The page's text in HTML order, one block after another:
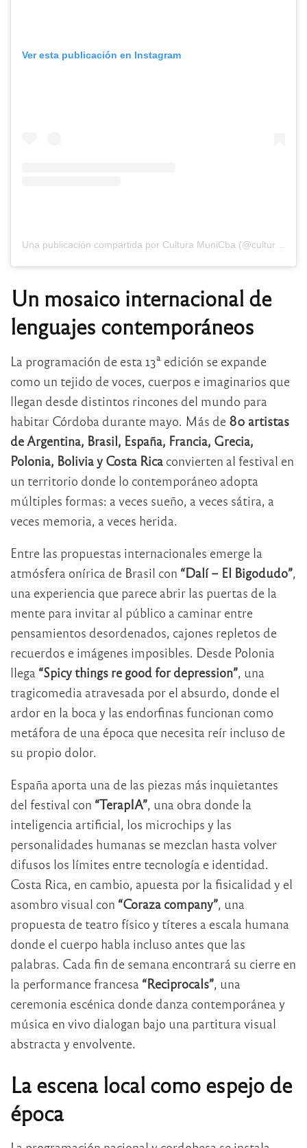
Ver esta publicación en Instagram
Un mosaico internacional de
lenguajes contemporáneos
La programación de esta 13ª edición se expande
como un tejido de voces, cuerpos e imaginarios que
llegan desde distintos rincones del mundo para
habitar Córdoba durante mayo. Más de 80 artistas
de Argentina, Brasil, España, Francia, Grecia,
Polonia, Bolivia y Costa Rica convierten al festival en
un territorio donde lo contemporáneo adopta
múltiples formas: a veces sueño, a veces sátira, a
veces memoria, a veces herida.
Entre las propuestas internacionales emerge la
atmósfera onírica de Brasil con “Dalí – El Bigodudo”,
una experiencia que parece abrir las puertas de la
mente para invitar al público a caminar entre
pensamientos desordenados, cajones repletos de
recuerdos e imágenes imposibles. Desde Polonia
llega “Spicy things re good for depression”, una
tragicomedia atravesada por el absurdo, donde el
ardor en la boca y las endorfinas funcionan como
metáfora de una época que necesita reír incluso de
su propio dolor.
España aporta una de las piezas más inquietantes
del festival con “TerapIA”, una obra donde la
inteligencia artificial, los microchips y las
personalidades humanas se mezclan hasta volver
difusos los límites entre tecnología e identidad.
Costa Rica, en cambio, apuesta por la fisicalidad y el
asombro visual con “Coraza company”, una
propuesta de teatro físico y títeres a escala humana
donde el cuerpo habla incluso antes que las
palabras. Cada fin de semana encontrará su cierre en
la performance francesa “Reciprocals”, una
ceremonia escénica donde danza contemporánea y
música en vivo dialogan bajo una partitura visual
abstracta y envolvente.
La escena local como espejo de
época